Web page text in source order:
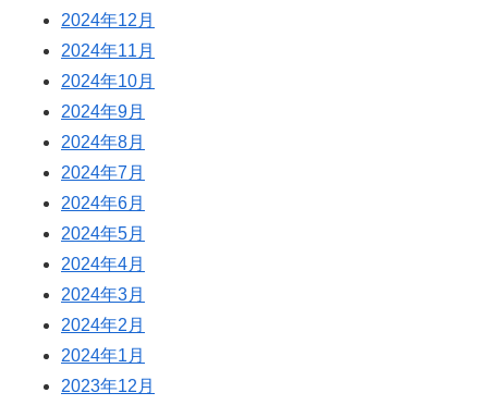
2024年12月
2024年11月
2024年10月
2024年9月
2024年8月
2024年7月
2024年6月
2024年5月
2024年4月
2024年3月
2024年2月
2024年1月
2023年12月